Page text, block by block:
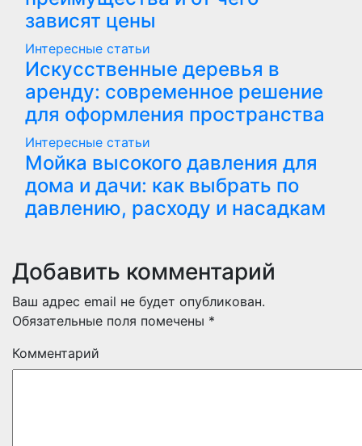
зависят цены
Интересные статьи
Искусственные деревья в
аренду: современное решение
для оформления пространства
Интересные статьи
Мойка высокого давления для
дома и дачи: как выбрать по
давлению, расходу и насадкам
Добавить комментарий
Ваш адрес email не будет опубликован.
Обязательные поля помечены *
Комментарий